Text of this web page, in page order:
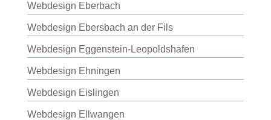
Webdesign Eberbach
Webdesign Ebersbach an der Fils
Webdesign Eggenstein-Leopoldshafen
Webdesign Ehningen
Webdesign Eislingen
Webdesign Ellwangen